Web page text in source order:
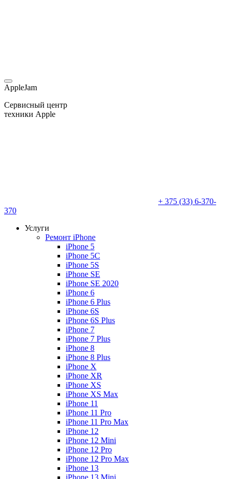
AppleJam
Сервисный центр
техники Apple
+ 375 (33) 6-370-
370
Услуги
Ремонт iPhone
iPhone 5
iPhone 5C
iPhone 5S
iPhone SE
iPhone SE 2020
iPhone 6
iPhone 6 Plus
iPhone 6S
iPhone 6S Plus
iPhone 7
iPhone 7 Plus
iPhone 8
iPhone 8 Plus
iPhone X
iPhone XR
iPhone XS
iPhone XS Max
iPhone 11
iPhone 11 Pro
iPhone 11 Pro Max
iPhone 12
iPhone 12 Mini
iPhone 12 Pro
iPhone 12 Pro Max
iPhone 13
iPhone 13 Mini